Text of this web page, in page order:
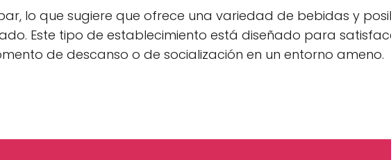
lo que sugiere que ofrece una variedad de bebidas y
Este tipo de establecimiento está diseñado para
de descanso o de socialización en un entorno ameno.